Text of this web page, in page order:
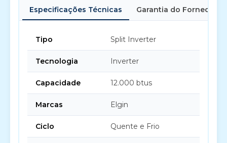
Especificações Técnicas Garantia do Fornecedor
Tipo Split Inverter
Tecnologia Inverter
Capacidade 12.000 btus
Marcas Elgin
Ciclo Quente e Frio